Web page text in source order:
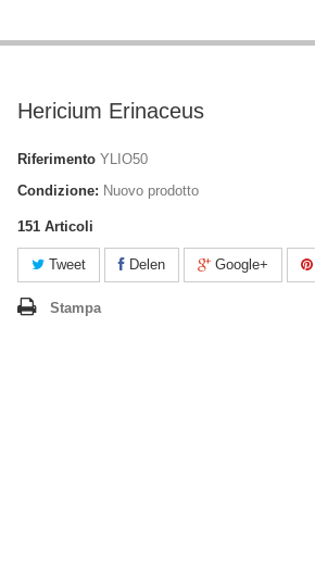
Hericium Erinaceus
Riferimento YLIO50
Condizione: Nuovo prodotto
151 Articoli
Tweet Delen Google+
Stampa